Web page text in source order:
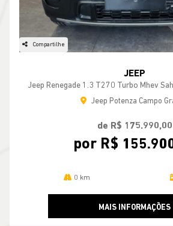
Compartilhe
JEEP
Jeep Renegade 1.3 T270 Turbo Mhev
Jeep Potenza Campo
de R$ 175.990,00
por R$
0 km
MAIS INFORMAÇÕES